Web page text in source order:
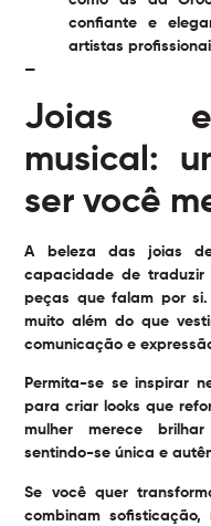
confiante e
artistas
—
Joias e
musical:
ser você
A beleza das joias
capacidade de traduzir
peças que falam por
muito além do que
comunicação e
Permita-se se inspirar
para criar looks que
mulher merece
sentindo-se única e
Se você quer
combinam